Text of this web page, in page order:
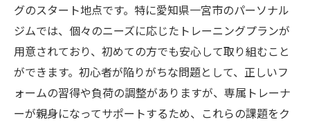
グのスタート地点です。特に愛知県一宮市のパーソナル
ジムでは、個々のニーズに応じたトレーニングプランが
用意されており、初めての方でも安心して取り組むこと
ができます。初心者が陥りがちな問題として、正しいフ
ォームの習得や負荷の調整がありますが、専属トレーナ
ーが親身になってサポートするため、これらの課題をク